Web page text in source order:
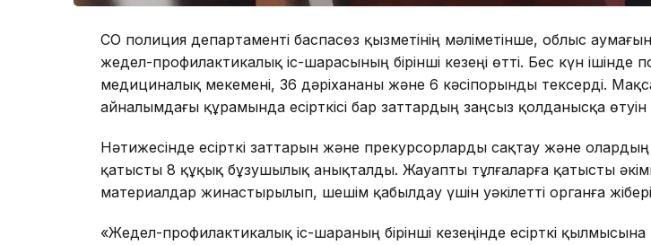
СҚО полиция департаменті баспасөз қызметінің мәліметінше, облыс
жедел-профилактикалық іс-шарасының бірінші кезеңі өтті. Бес күн ішінде
медициналық мекемені, 36 дәріхананы және 6 кәсіпорынды тексерді.
айналымдағы құрамында есірткісі бар заттардың заңсыз қолданысқа
Нәтижесінде есірткі заттарын және прекурсорларды сақтау және
қатысты 8 құқық бұзушылық анықталды. Жауапты тұлғаларға қатысты
материалдар жинастырылып, шешім қабылдау үшін уәкілетті органға
«Жедел-профилактикалық іс-шараның бірінші кезеңінде есірткі